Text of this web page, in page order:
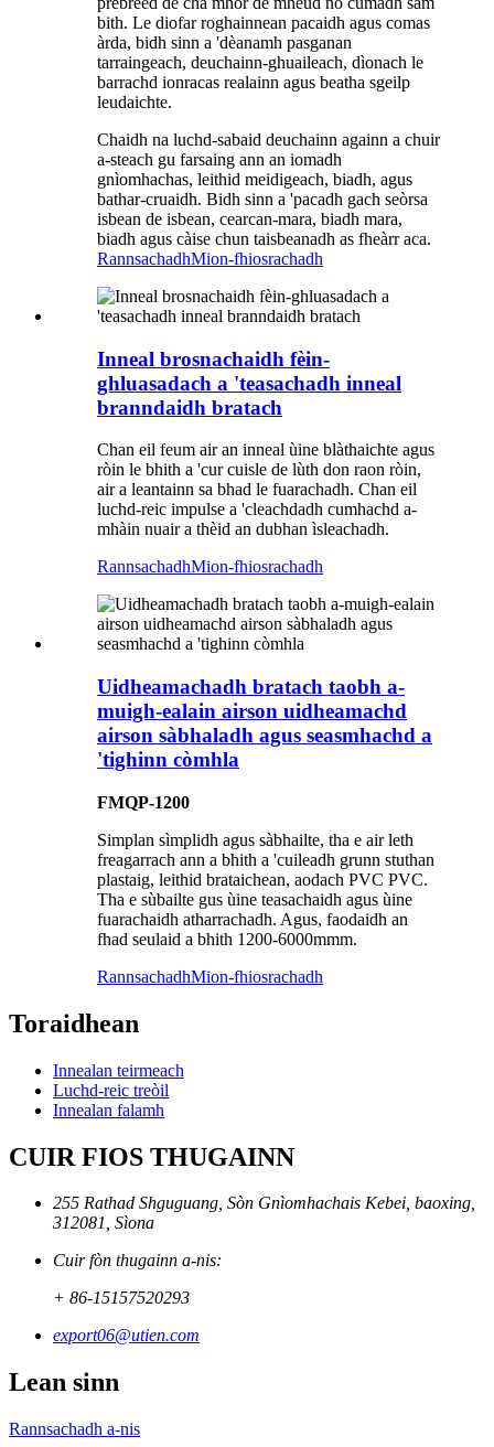
bith. Le diofar roghainnean pacaidh agus comas
àrda, bidh sinn a 'dèanamh pasganan
tarraingeach, deuchainn-ghuaileach, dìonach le
barrachd ionracas realainn agus beatha sgeilp
leudaichte.
Chaidh na luchd-sabaid deuchainn againn a chuir
a-steach gu farsaing ann an iomadh
gnìomhachas, leithid meidigeach, biadh, agus
bathar-cruaidh. Bidh sinn a 'pacadh gach seòrsa
isbean de isbean, cearcan-mara, biadh mara,
biadh agus càise chun taisbeanadh as fheàrr aca.
RannsachadhMion-fhiosrachadh
Inneal brosnachaidh fèin-
ghluasadach a 'teasachadh inneal
branndaidh bratach
Chan eil feum air an inneal ùine blàthaichte agus
ròin le bhith a 'cur cuisle de lùth don raon ròin,
air a leantainn sa bhad le fuarachadh. Chan eil
luchd-reic impulse a 'cleachdadh cumhachd a-
mhàin nuair a thèid an dubhan ìsleachadh.
RannsachadhMion-fhiosrachadh
Uidheamachadh bratach taobh a-
muigh-ealain airson uidheamachd
airson sàbhaladh agus seasmhachd a
'tighinn còmhla
FMQP-1200
Simplan sìmplidh agus sàbhailte, tha e air leth
freagarrach ann a bhith a 'cuileadh grunn stuthan
plastaig, leithid brataichean, aodach PVC PVC.
Tha e sùbailte gus ùine teasachaidh agus ùine
fuarachaidh atharrachadh. Agus, faodaidh an
fhad seulaid a bhith 1200-6000mmm.
RannsachadhMion-fhiosrachadh
Toraidhean
Innealan teirmeach
Luchd-reic treòil
Innealan falamh
CUIR FIOS THUGAINN
255 Rathad Shguguang, Sòn Gnìomhachais Kebei, baoxing,
312081, Sìona
Cuir fòn thugainn a-nis:
+ 86-15157520293
export06@utien.com
Lean sinn
Rannsachadh a-nis